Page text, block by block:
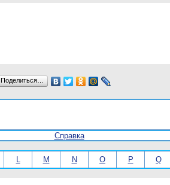
Поделиться…
Справка
L M N O P Q